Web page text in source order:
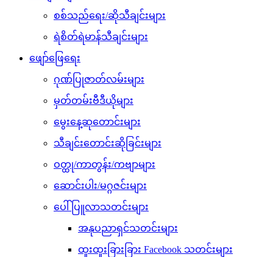
စစ်သည်ရေး/ဆိုသီချင်းများ
ရဲစိတ်ရဲမာန်သီချင်းများ
ဖျော်ဖြေရေး
ဂုဏ်ပြုဇာတ်လမ်းများ
မှတ်တမ်းဗီဒီယိုများ
မွေးနေ့ဆုတောင်းများ
သီချင်းတောင်းဆိုခြင်းများ
ဝတ္ထု/ကာတွန်း/ကဗျာများ
ဆောင်းပါး/မဂ္ဂဇင်းများ
ပေါ်ပြူလာသတင်းများ
အနုပညာရှင်သတင်းများ
ထူးထူးခြားခြား Facebook သတင်းများ